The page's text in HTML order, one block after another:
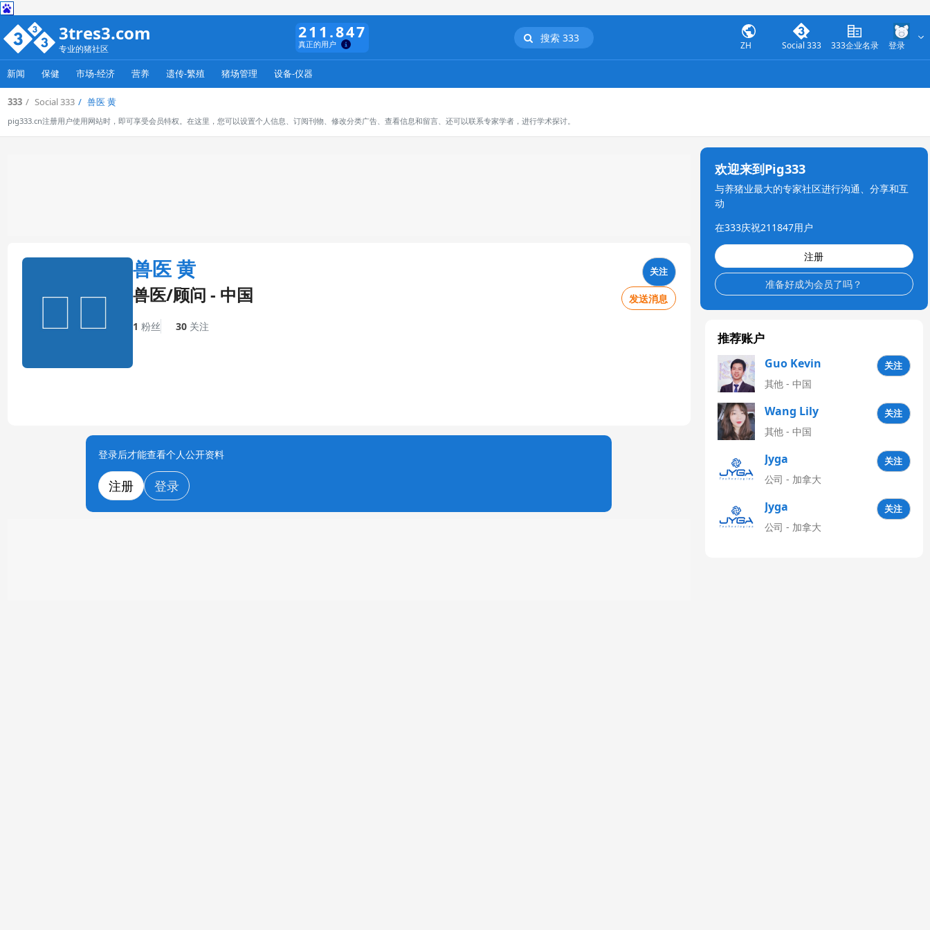
3tres3.com
专业的猪社区
211.847
真正的用户
搜索 333
ZH Social 333 333企业名录 登录
新闻 保健 市场-经济 营养 遗传-繁殖 猪场管理 设备-仪器
333 Social 333 兽医 黄
pig333.cn注册用户使用网站时，即可享受会员特权。在这里，您可以设置个人信息、订阅刊物、修改分类广告、查看信息和留言、还可以联系专家学者，进行学术探讨。
兽医 黄
兽医/顾问 - 中国
1 粉丝 30关注
关注
发送消息
登录后才能查看个人公开资料
注册 登录
欢迎来到Pig333
与养猪业最大的专家社区进行沟通、分享和互
动
在333庆祝211847用户
注册
准备好成为会员了吗？
推荐账户
Guo Kevin 关注
其他 - 中国
Wang Lily 关注
其他 - 中国
Jyga
Technologies
关注
公司 - 加拿大
Jyga
Technologies
关注
公司 - 加拿大